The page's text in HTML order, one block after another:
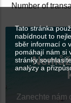
Number of
Zanechte nám
Tato stránka
nabídnout to
sběr informací o
pomáhají nám si
stránky
analýzy a